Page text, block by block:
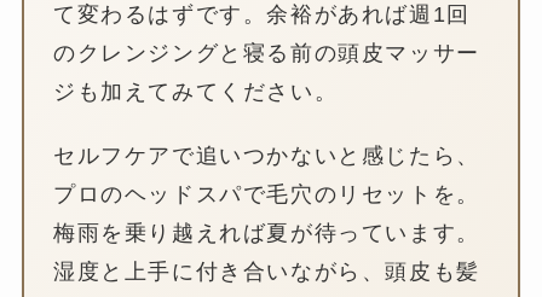
て変わるはずです。余裕があれば週1回
のクレンジングと寝る前の頭皮マッサー
ジも加えてみてください。
セルフケアで追いつかないと感じたら、
プロのヘッドスパで毛穴のリセットを。
梅雨を乗り越えれば夏が待っています。
湿度と上手に付き合いながら、頭皮も髪